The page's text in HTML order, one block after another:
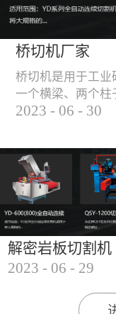
屏，按钮、遥杆集
板，操作快速、简
桥切机厂家
桥切机是用于工业
一个横梁、两个
桥而构成，因其形
是用于实现快速
有高效、节能、环
少的设备之一。
是很多消费者不
切机厂家，是保证
2023 - 06 - 30
解密岩板切割机
2023 - 06 - 29